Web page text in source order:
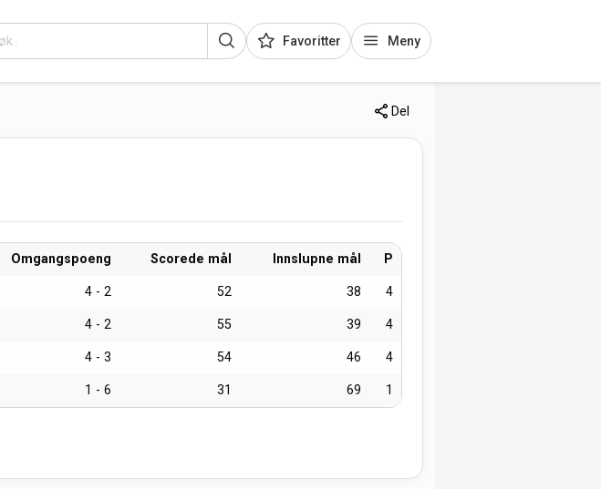
Favoritter Meny
Del
Omgangspoeng Scorede mål Innslupne mål P
4 - 2 52 38 4
4 - 2 55 39 4
4 - 3 54 46 4
1 - 6 31 69 1